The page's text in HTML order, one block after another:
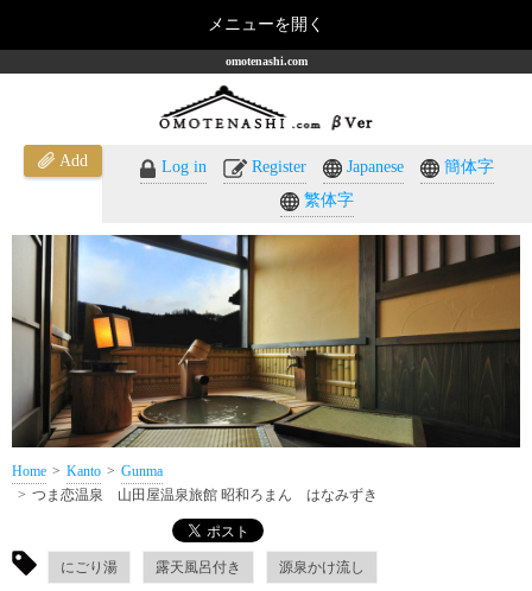
omotenashi.com
Add Log in Register Japanese
簡体字
繁体字
Home Kanto
Gunma
つま恋温泉 山田屋温泉旅館 昭和ろまん はなみずき
にごり湯 露天風呂付き 源泉かけ流し
メニューを開く